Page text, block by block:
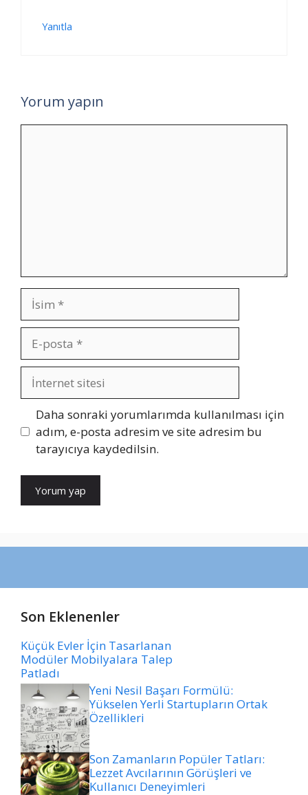
Yanıtla
Yorum yapın
İsim
posta
İnternet
sitesi
Daha sonraki yorumlarımda kullanılması için
adım, e-posta adresim ve site adresim bu
tarayıcıya kaydedilsin.
Son Eklenenler
Küçük Evler İçin Tasarlanan
Modüler Mobilyalara Talep
Patladı
Yeni Nesil Başarı Formülü:
Yükselen Yerli Startupların Ortak
Özellikleri
Son Zamanların Popüler Tatları:
Lezzet Avcılarının Görüşleri ve
Kullanıcı Deneyimleri